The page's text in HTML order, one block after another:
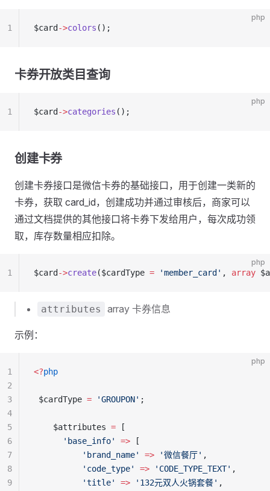
php
$card ->colors ();
1
卡券开放类目查询
php
$card ->categories ();
1
创建卡券
创建卡券接口是微信卡券的基础接口，用于创建一类新的
卡券，获取 card_id，创建成功并通过审核后，商家可以
通过文档提供的其他接口将卡券下发给用户，每次成功领
取，库存数量相应扣除。
php
$card ->create($cardType = 'member_card' , array
1
attributes array 卡券信息
示例：
php
<?php
$cardType = 'GROUPON' ;
    $attributes
= [
      'base_info'
=> [
          'brand_name'
=> '微信餐厅' ,
          'code_type'
=> 'CODE_TYPE_TEXT' ,
          'title'
=> '132元双人火锅套餐' ,
1
2
3
4
5
6
7
8
9